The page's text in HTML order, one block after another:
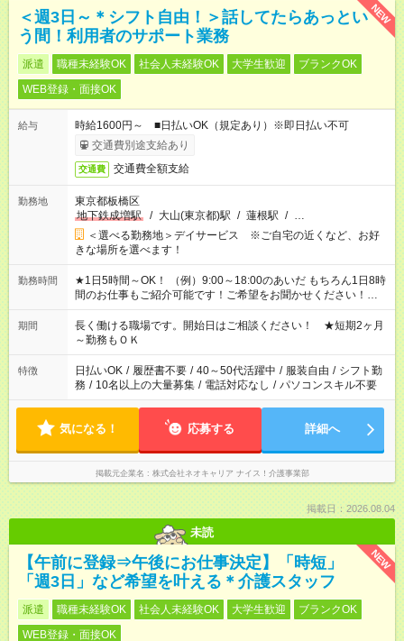
NEW
＜週3日～＊シフト自由！＞話してたらあっとい
う間！利用者のサポート業務
派遣 職種未経験OK 社会人未経験OK 大学生歓迎
ブランクOK
WEB登録・面接OK
給与
時給1600円～ ■日払いOK（規定あり）※即日払い不可
交通費別途支給あり
交通費 交通費全額支給
勤務地
東京都板橋区
地下鉄成増駅
/ 大山(東京都)駅 / 蓮根駅 / …
＜選べる勤務地＞デイサービス ※ご自宅の近くなど、お好
きな場所を選べます！
勤務時間
★1日5時間～OK！ （例）9:00～18:00のあいだ もちろん1日8時
間のお仕事もご紹介可能です！ご希望をお聞かせください！★家
庭の都合でお休みが必要な場合も遠慮なくご相談ください。 ※
週最低15時間以上の勤務が必要です
期間
長く働ける職場です。開始日はご相談ください！ ★短期2ヶ月
～勤務もＯＫ
特徴 日払いOK / 履歴書不要 / 40～50代活躍中 / 服装自由 / シフト勤
務 / 10名以上の大量募集 / 電話対応なし / パソコンスキル不要
気になる！ 応募する 詳細へ
掲載元企業名 株式会社ネオキャリア ナイス！介護事業部
掲載日：2026.08.04
未読
NEW
【午前に登録⇒午後にお仕事決定】「時短」
「週3日」など希望を叶える＊介護スタッフ
派遣 職種未経験OK 社会人未経験OK 大学生歓迎
ブランクOK
WEB登録・面接OK